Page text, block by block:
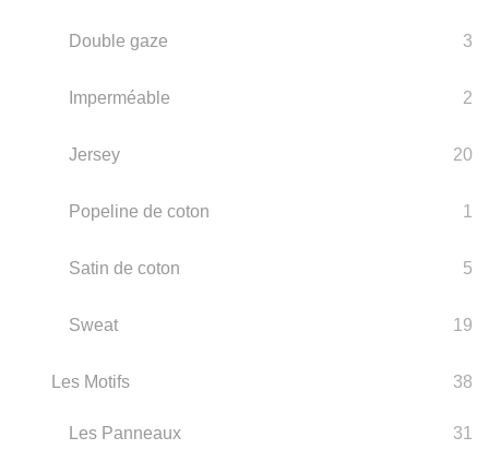
Double gaze 3
Imperméable 2
Jersey 20
Popeline de coton 1
Satin de coton 5
Sweat 19
Les Motifs 38
Les Panneaux 31